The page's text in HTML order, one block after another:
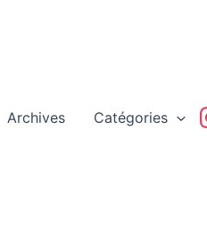
Archives Catégories